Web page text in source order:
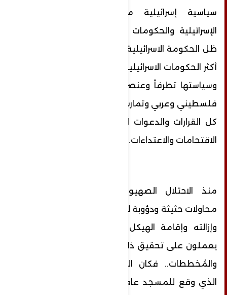
سياسية إسرائيلية متجذرة في النفسية
الإسرائيلية والحكومات المتعاقبة وخاصة في
ظل الحكومة الاسرائيلية الحالية، كونها تٌعد من
أكثر الحكومات الاسرائيلية التي تُجسد في فكرها
وسياستها تطرفاً وعنصرية وبغض لكل ما هو
فلسطيني وعربي وتمارس وتضرب بعرض الحائط
كل القرارات والدعوات الدولية التي تدين هذه
الاقتحامات والاعتداءات.
منذ الاحتلال الصهيوني لفلسطين وهناك
محاولات حثيثة ودؤوبة لتدمير المسجد الأقصى،
وإزالته وإقامة الهيكل المزعوم مكانه، وهم
يعملون على تحقيق ذلكَ بشَتَّى الطُّرق والحيل
والمُخططات.. فكان الحريق الإجرامي الشهير